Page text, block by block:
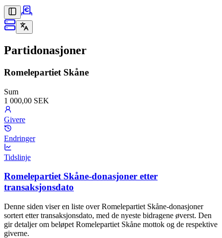
Partidonasjoner
Romelepartiet Skåne
Sum
1 000,00 SEK
Givere
Endringer
Tidslinje
Romelepartiet Skåne-donasjoner etter
transaksjonsdato
Denne siden viser en liste over Romelepartiet Skåne-donasjoner
sortert etter transaksjonsdato, med de nyeste bidragene øverst. Den
gir detaljer om beløpet Romelepartiet Skåne mottok og de respektive
giverne.